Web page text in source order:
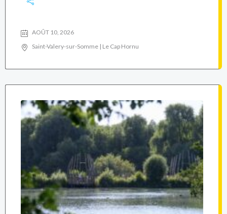
AOÛT 10, 2026
Saint-Valery-sur-Somme | Le Cap Hornu